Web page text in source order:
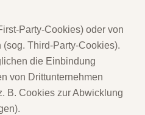
Party-Cookies) oder von
Third-Party-Cookies).
die Einbindung
von Drittunternehmen
B. Cookies zur Abwicklung